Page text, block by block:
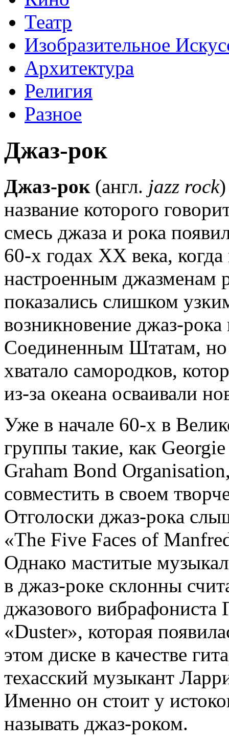
Театр
Изобразительное
Архитектура
Религия
Разное
Джаз-рок
Джаз-рок(англ. jazz rock
название которого
смесь джаза и рока
60-х годах ХХ века,
настроенным джазменам
показались слишком
возникновение джаз-
Соединенным Штатам, но
хватало самородков,
из-за океана осваивали
Уже в начале 60-х в
группы такие, как
Graham Bond
совместить в своем
Отголоски джаз-рока
«The Five Faces of
Однако маститые
в джаз-роке склонны
джазового
«Duster», которая
этом диске в качестве
техасский музыкант
Именно он стоит у
называть джаз-роком.